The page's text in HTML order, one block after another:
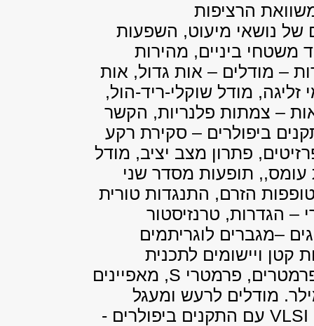
הרציפות
של נושאי מיעוט, השפעות
משטחי ביניים, מהירות
– מודלים – אות גדול, אות
זליגה, מודל שוקלי-ריד-הול,
– צמתות פלנריות, הקשר
ביפולרים – סקירת רקע
פתרון מצב יציב, מודל
עומס,, תופעות מסדר שני
הזרם, התנגדות טורית
– הגדרות, טרנזיסטור
–מגברים לוגריתמים
קטן ויישומים לתכנית
פרמטרי S, מאפיינים
מודלים לרעש ומעגל
VLSIעם התקנים ביפולרים -